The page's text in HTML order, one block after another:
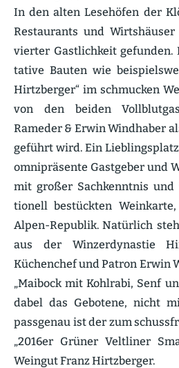
In den alten Lesehöfen der
Restau­rants und
vierter Gastlichkeit
tative Bauten wie
Hirtz­berger“ im schmucken
von den beiden
Rameder & Erwin Windhaber
geführt wird. Ein
omniprä­sente Gastgeber und
mit großer Sachkenntnis
tionell bestückten
Alpen-Republik. Natürlich
aus der Winzer­dy­nastie
Küchenchef und Patron Erwin
„Maibock mit Kohlrabi, Senf
dabel das Gebotene, nicht
passgenau ist der zum
„2016er Grüner Veltliner
Weingut Franz Hirtz­berger.